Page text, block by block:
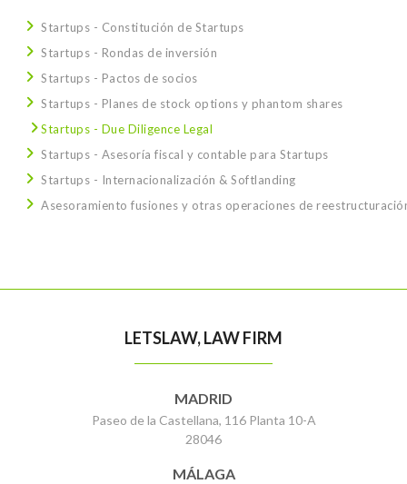
Startups - Constitución de Startups
Startups - Rondas de inversión
Startups - Pactos de socios
Startups - Planes de stock options y phantom shares
Startups - Due Diligence Legal
Startups - Asesoría fiscal y contable para Startups
Startups - Internacionalización & Softlanding
Asesoramiento fusiones y otras operaciones de
LETSLAW, LAW FIRM
MADRID
Paseo de la Castellana, 116 Planta 10-A
28046
MÁLAGA